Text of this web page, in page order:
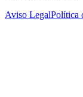
Aviso LegalPolítica